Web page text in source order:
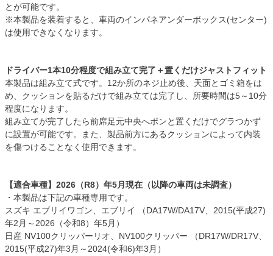
とが可能です。
※本製品を装着すると、車両のインパネアンダーボックス(センター)
は使用できなくなります。
ドライバー1本10分程度で組み立て完了＋置くだけジャストフィット
本製品は組み立て式です。12か所のネジ止め後、天面とゴミ箱をは
め、クッションを貼るだけで組み立ては完了し、所要時間は5～10分
程度になります。
組み立てが完了したら前席足元中央へポンと置くだけでグラつかず
に設置が可能です。また、製品前方にあるクッションによって内装
を傷つけることなく使用できます。
【適合車種】2026（R8）年5月現在（以降の車両は未調査）
・本製品は下記の車種専用です。
スズキ エブリイワゴン、エブリイ （DA17W/DA17V、2015(平成27)
年2月～2026（令和8）年5月）
日産 NV100クリッパーリオ、NV100クリッパー （DR17W/DR17V、
2015(平成27)年3月～2024(令和6)年3月）